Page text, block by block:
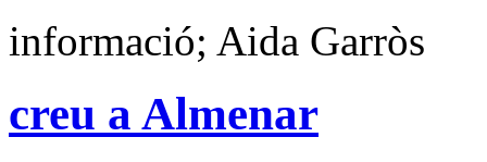
informació; Aida Garròs
creu a Almenar